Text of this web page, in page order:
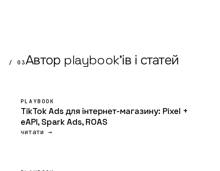
/ 03Автор playbook'ів і статей
PLAYBOOK
TikTok Ads для інтернет-магазину: Pixel +
eAPI, Spark Ads, ROAS
читати →